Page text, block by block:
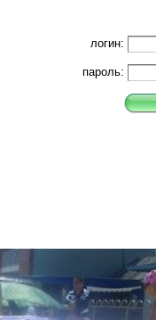
логин:
пароль: